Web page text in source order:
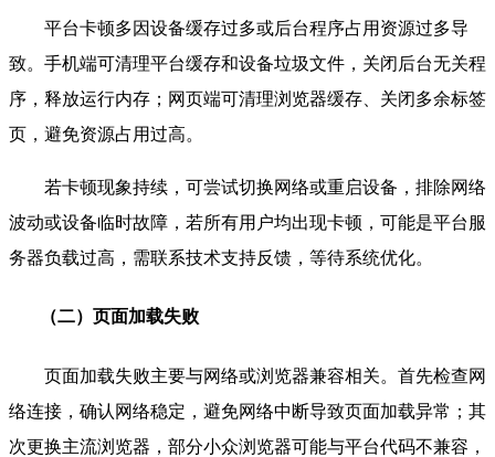
平台卡顿多因设备缓存过多或后台程序占用资源过多导
致。手机端可清理平台缓存和设备垃圾文件，关闭后台无关程
序，释放运行内存；网页端可清理浏览器缓存、关闭多余标签
页，避免资源占用过高。
若卡顿现象持续，可尝试切换网络或重启设备，排除网络
波动或设备临时故障，若所有用户均出现卡顿，可能是平台服
务器负载过高，需联系技术支持反馈，等待系统优化。
（二）页面加载失败
页面加载失败主要与网络或浏览器兼容相关。首先检查网
络连接，确认网络稳定，避免网络中断导致页面加载异常；其
次更换主流浏览器，部分小众浏览器可能与平台代码不兼容，